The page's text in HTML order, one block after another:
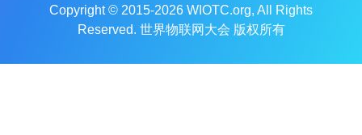
Copyright © 2015-2026 WIOTC.org, All Rights
Reserved. 世界物联网大会 版权所有